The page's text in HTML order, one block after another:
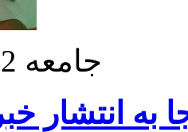
جامعه 12
به انتشار